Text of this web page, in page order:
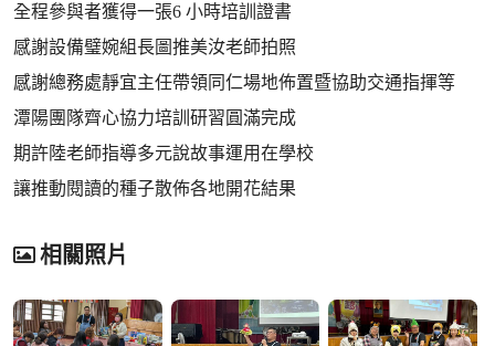
全程參與者獲得一張6 小時培訓證書
感謝設備璧婉組長圖推美汝老師拍照
感謝總務處靜宜主任帶領同仁場地佈置暨協助交通指揮等
潭陽團隊齊心協力培訓研習圓滿完成
期許陸老師指導多元說故事運用在學校
讓推動閱讀的種子散佈各地開花結果
相關照片